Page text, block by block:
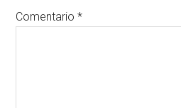
Comentario*